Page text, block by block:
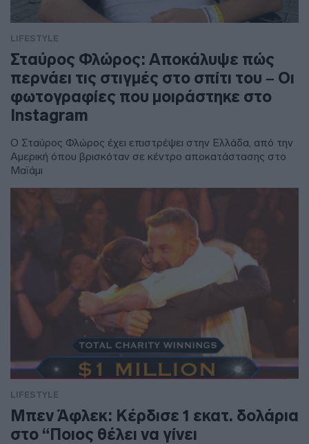
LIFESTYLE
Σταύρος Φλώρος: Αποκάλυψε πώς
περνάει τις στιγμές στο σπίτι του – Οι
φωτογραφίες που μοιράστηκε στο
Instagram
Ο Σταύρος Φλώρος έχει επιστρέψει στην Ελλάδα, από την
Αμερική όπου βρισκόταν σε κέντρο αποκατάστασης στο
Μαϊάμι
LIFESTYLE
Μπεν Άφλεκ: Κέρδισε 1 εκατ. δολάρια
στο “Ποιος θέλει να γίνει